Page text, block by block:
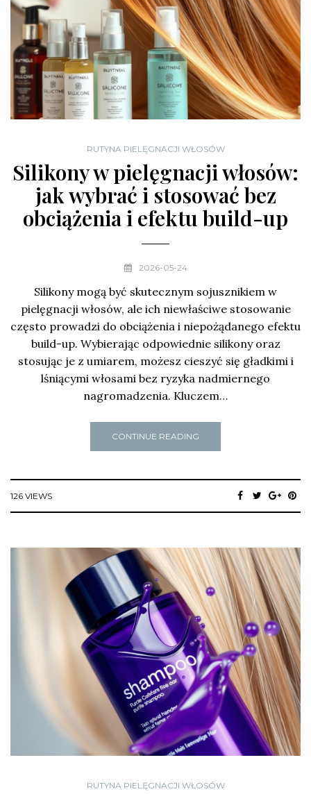
RUTYNA PIELĘGNACJI WŁOSÓW
Silikony w pielęgnacji włosów:
jak wybrać i stosować bez
obciążenia i efektu build-up
2026-05-24
Silikony mogą być skutecznym sojusznikiem w
pielęgnacji włosów, ale ich niewłaściwe stosowanie
często prowadzi do obciążenia i niepożądanego efektu
build-up. Wybierając odpowiednie silikony oraz
stosując je z umiarem, możesz cieszyć się gładkimi i
lśniącymi włosami bez ryzyka nadmiernego
nagromadzenia. Kluczem…
CONTINUE READING
126 VIEWS
RUTYNA PIELĘGNACJI WŁOSÓW